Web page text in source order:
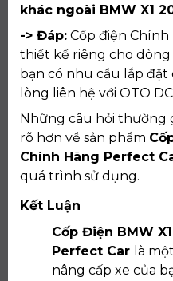
khác ngoài BMW X1
-> Đáp: Cốp điện
thiết kế riêng cho dòng
bạn có nhu cầu lắp đặt
lòng liên hệ với OTO
Những câu hỏi thường
rõ hơn về sản phẩm
Chính Hãng Perfect
quá trình sử dụng.
Kết Luận
Cốp Điện BMW
Perfect Car là
nâng cấp xe của